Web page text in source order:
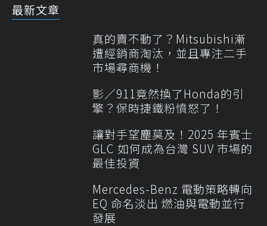
最新文章
真的賣不動了？Mitsubishi漸
遭經銷商淘汰，並且專注二手
市場尋商機！
影／911竟然換了Honda的引
擎？保時捷鐵粉憤怒了！
讓對手望塵莫及！2025 年賓士
GLC 如何成為台灣 SUV 市場的
最佳投資
Mercedes-Benz 電動策略轉向
EQ 命名淡出 燃油與電動並行
發展